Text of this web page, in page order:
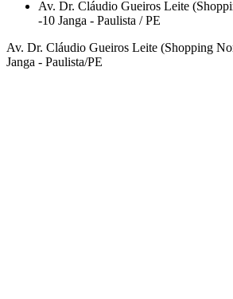
Av. Dr. Cláudio Gueiros Leite
-10 Janga - Paulista /PE
Av. Dr. Cláudio Gueiros Leite (Shopping
Janga - Paulista/PE